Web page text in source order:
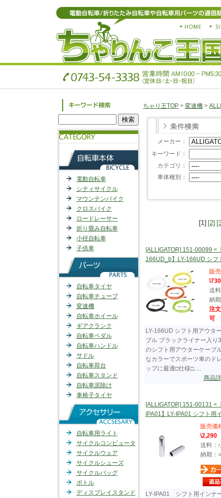
電動自転車
シティサイクル
マウンテンバイク
クロスバイク
ロードレーサー
折り畳み自転車
小径自転車
子供車
自転車タイヤ
自転車チューブ
変速機
自転車ホイール
ギアクランク
自転車ペダル
自転車ハンドル
サドル
自転車荷台
自転車スタンド
自転車泥除け
車椅子タイヤ
自転車用ライト
サイクルコンピュータ
サイクルウェア
サイクルシューズ
サイクルバッグ
ボトル
ディスプレイスタンド
ちゃり王TOP > 変速機 >
メーカー：
キーワード：
カテゴリ：
車体種別：
[1] [2]
[ALLIGATOR] 151-00099 <
166UD_b】LY-166UD シフ
販
\730
送
納
注
可
LY-166UD シフト用アウタ
ブル ブラックライナー入り
のシフト用アウターケーブ
なカラーでスポーツ車のド
ップに最適□仕様□.....
商品
[ALLIGATOR] 151-00131 <
IPA01】LY-IPA01 シフト用
販売価
\2,290
送料：
納期：○
LY-IPA01 シフト用インナ